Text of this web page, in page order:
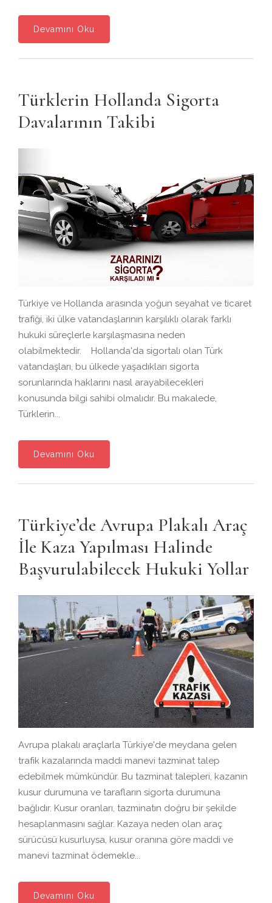
Devamını Oku
Türklerin Hollanda Sigorta
Davalarının Takibi
Türkiye ve Hollanda arasında yoğun seyahat ve ticaret
trafiği, iki ülke vatandaşlarının karşılıklı olarak farklı
hukuki süreçlerle karşılaşmasına neden
olabilmektedir. Hollanda'da sigortalı olan Türk
vatandaşları, bu ülkede yaşadıkları sigorta
sorunlarında haklarını nasıl arayabilecekleri
konusunda bilgi sahibi olmalıdır. Bu makalede,
Türklerin...
Devamını Oku
Türkiye’de Avrupa Plakalı Araç
İle Kaza Yapılması Halinde
Başvurulabilecek Hukuki Yollar
Avrupa plakalı araçlarla Türkiye'de meydana gelen
trafik kazalarında maddi manevi tazminat talep
edebilmek mümkündür. Bu tazminat talepleri, kazanın
kusur durumuna ve tarafların sigorta durumuna
bağlıdır. Kusur oranları, tazminatın doğru bir şekilde
hesaplanmasını sağlar. Kazaya neden olan araç
sürücüsü kusurluysa, kusur oranına göre maddi ve
manevi tazminat ödemekle...
Devamını Oku